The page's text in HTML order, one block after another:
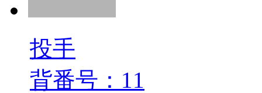
投手
背番号：11